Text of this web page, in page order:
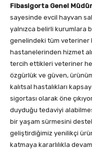
Fibasigorta Genel Müdür
sayesinde evcil hayvan
yalnızca belirli kurumlara
genelindeki tüm veteriner
hastanelerinden hizmet
tercih ettikleri veteriner
özgürlük ve güven,
kalıtsal hastalıkları
sigortası olarak öne
duyduğu tedaviyi
bir yaşam sürmesini
geliştirdiğimiz yenilikçi
katmaya kararlılıkla